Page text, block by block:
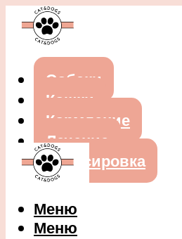
Собаки
Кошки
Кормление
Лечение
Дрессировка
Меню
Меню